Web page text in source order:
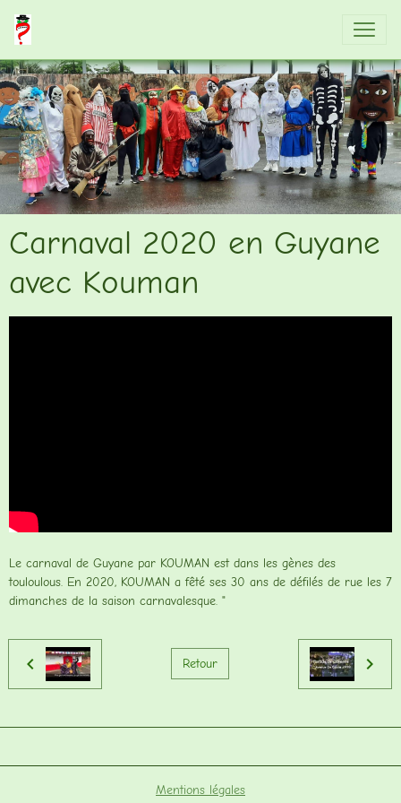
Carnaval 2020 en Guyane
avec Kouman
Le carnaval de Guyane par KOUMAN est dans les gènes des
touloulous. En 2020, KOUMAN a fêté ses 30 ans de défilés de rue les 7
dimanches de la saison carnavalesque. "
Retour
Mentions légales